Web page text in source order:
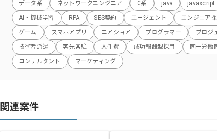
データ系 ネットワークエンジニア C系 java javascript
AI・機械学習 RPA SES契約 エージェント エンジニア
ゲーム スマホアプリ ニアショア プログラマー プロジ
技術者派遣 客先常駐 人件費 成功報酬型採用 同一労働
コンサルタント マーケティング
関連案件